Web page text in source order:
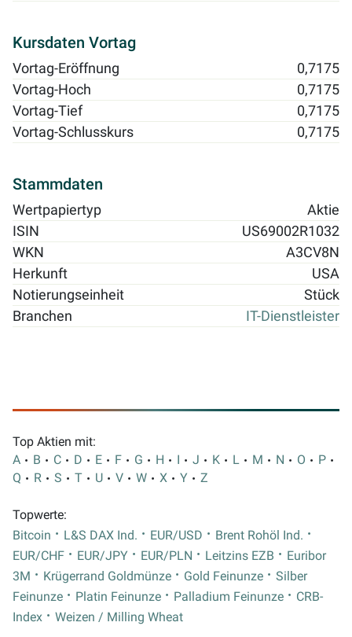
Kursdaten Vortag
Vortag-Eröffnung
0,7175
Vortag-Hoch
0,7175
Vortag-Tief
0,7175
Vortag-Schlusskurs
0,7175
Stammdaten
Wertpapiertyp
Aktie
ISIN
US69002R1032
WKN
A3CV8N
Herkunft
USA
Notierungseinheit
Stück
Branchen
IT-Dienstleister
Top Aktien mit:
A
B C D E F G H I J K L M N O
P
Q
R S T U V W X Y Z
Topwerte:
Bitcoin
L&S DAX Ind. EUR/USD
Brent Rohöl Ind.
EUR/CHF
EUR/JPY EUR/PLN Leitzins EZB
Euribor
3M
Krügerrand Goldmünze Gold Feinunze
Silber
Feinunze
Platin Feinunze Palladium Feinunze
CRB-
Index
Weizen / Milling Wheat